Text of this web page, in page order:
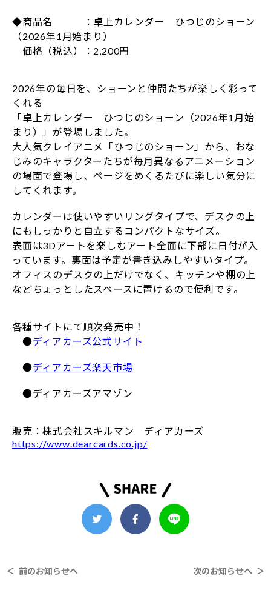
◆商品名 ：卓上カレンダー ひつじのショーン
（2026年1月始まり）
価格（税込）：2,200円
2026年の毎日を、ショーンと仲間たちが楽しく彩って
くれる
「卓上カレンダー ひつじのショーン（2026年1月始
まり）」が登場しました。
大人気クレイアニメ「ひつじのショーン」から、おな
じみのキャラクターたちが毎月異なるアニメーション
の場面で登場し、ページをめくるたびに楽しい気分に
してくれます。
カレンダーは使いやすいリングタイプで、デスクの上
にもしっかりと自立するコンパクトなサイズ。
表面は3Dアートを楽しむアート全面に下部に日付が入
っています。裏面は予定が書き込みしやすいタイプ。
オフィスのデスクの上だけでなく、キッチンや棚の上
などちょっとしたスペースに置けるので便利です。
各種サイトにて順次発売中！
●ディアカーズ公式サイト
●ディアカーズ楽天市場
●ディアカーズアマゾン
販売：株式会社スキルマン ディアカーズ
https://www.dearcards.co.jp/
＜ 前のお知らせへ 次のお知らせへ ＞